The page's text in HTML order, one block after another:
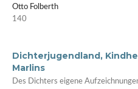
Otto Folberth
140
Dichterjugendland,
Marlins
Des Dichters eigene